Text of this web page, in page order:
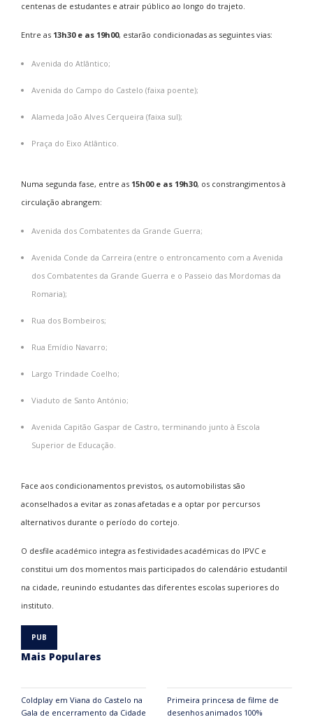
centenas de estudantes e atrair público ao longo do trajeto.
Entre as 13h30 e as 19h00, estarão condicionadas as seguintes vias:
Avenida do Atlântico;
Avenida do Campo do Castelo (faixa poente);
Alameda João Alves Cerqueira (faixa sul);
Praça do Eixo Atlântico.
Numa segunda fase, entre as 15h00 e as 19h30, os constrangimentos à
circulação abrangem:
Avenida dos Combatentes da Grande Guerra;
Avenida Conde da Carreira (entre o entroncamento com a Avenida
dos Combatentes da Grande Guerra e o Passeio das Mordomas da
Romaria);
Rua dos Bombeiros;
Rua Emídio Navarro;
Largo Trindade Coelho;
Viaduto de Santo António;
Avenida Capitão Gaspar de Castro, terminando junto à Escola
Superior de Educação.
Face aos condicionamentos previstos, os automobilistas são
aconselhados a evitar as zonas afetadas e a optar por percursos
alternativos durante o período do cortejo.
O desfile académico integra as festividades académicas do IPVC e
constitui um dos momentos mais participados do calendário estudantil
na cidade, reunindo estudantes das diferentes escolas superiores do
instituto.
Mais Populares
Coldplay em Viana do Castelo na
Gala de encerramento da Cidade
Primeira princesa de filme de
desenhos animados 100%